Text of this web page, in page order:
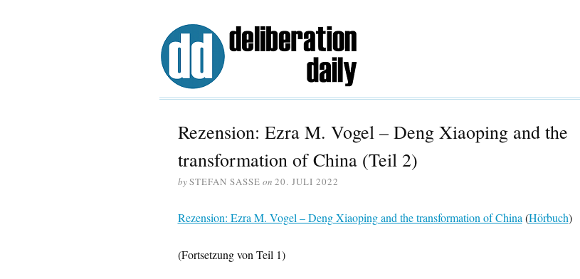
Rezension: Ezra M. Vogel – Deng Xiaoping and the
transformation of China (Teil 2)
bySTEFAN SASSE on 20. JULI 2022
Rezension: Ezra M. Vogel – Deng Xiaoping and the transformation of China (Hörbuch)
(Fortsetzung von Teil 1)